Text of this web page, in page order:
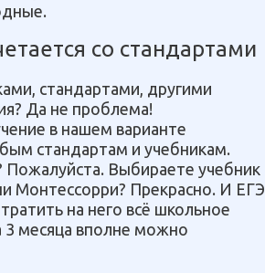
со стандартами
стандартами, другими
Да не проблема!
в нашем варианте
стандартам и учебникам.
Выбираете учебник
Монтессорри? Прекрасно. И ЕГЭ
на него всё школьное
3 месяца вполне можно